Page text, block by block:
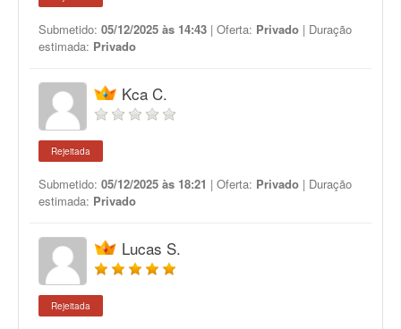
Submetido: 05/12/2025 às 14:43 | Oferta: Privado | Duração
estimada: Privado
Kca C.
Rejeitada
Submetido: 05/12/2025 às 18:21 | Oferta: Privado | Duração
estimada: Privado
Lucas S.
Rejeitada